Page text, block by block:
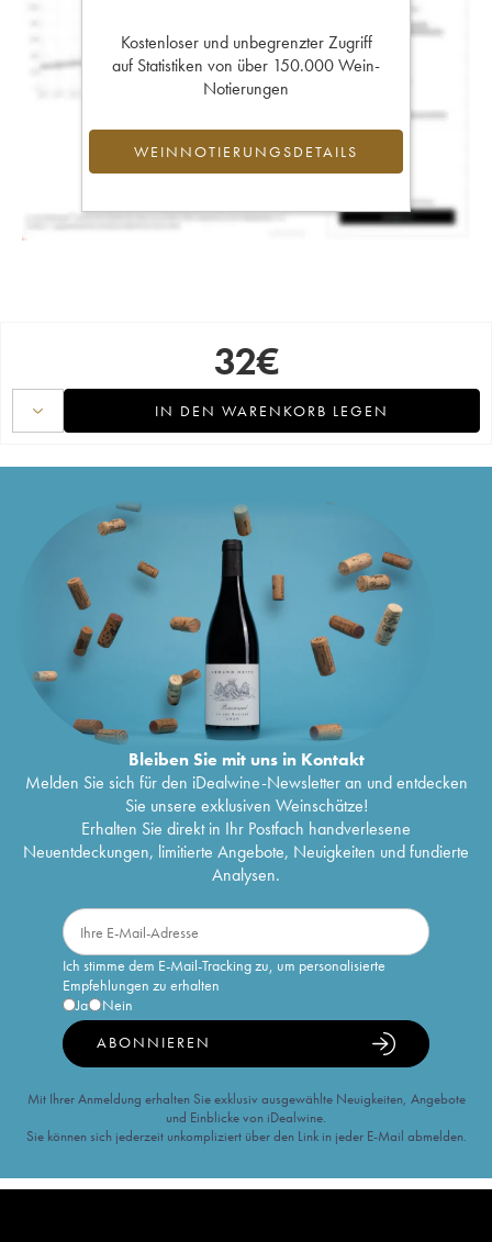
Kostenloser und unbegrenzter Zugriff
auf Statistiken von über 150.000 Wein-
Notierungen
WEINNOTIERUNGSDETAILS
32€
IN DEN WARENKORB LEGEN
Bleiben Sie mit uns in Kontakt
Melden Sie sich für den iDealwine-Newsletter an und entdecken
Sie unsere exklusiven Weinschätze!
Erhalten Sie direkt in Ihr Postfach handverlesene
Neuentdeckungen, limitierte Angebote, Neuigkeiten und fundierte
Analysen.
Ich stimme dem E-Mail-Tracking zu, um personalisierte
Empfehlungen zu erhalten
Ja
Nein
ABONNIEREN
Mit Ihrer Anmeldung erhalten Sie exklusiv ausgewählte Neuigkeiten, Angebote
und Einblicke von iDealwine.
Sie können sich jederzeit unkompliziert über den Link in jeder E-Mail abmelden.